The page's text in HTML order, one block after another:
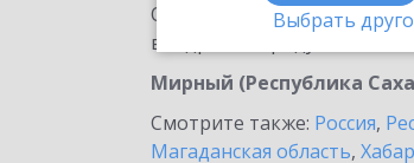
Выбрать
Ознакомьтесь с
внедрение продукта.
Мирный (Республика
Смотрите также: Россия,
Магаданская область,